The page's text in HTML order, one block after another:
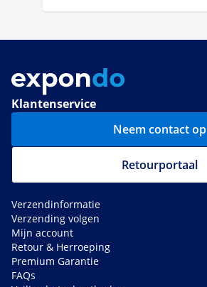
Klantenservice
Neem contact op
Retourportaal
Verzendinformatie
Verzending volgen
Mijn account
Retour & Herroeping
Premium Garantie
FAQs